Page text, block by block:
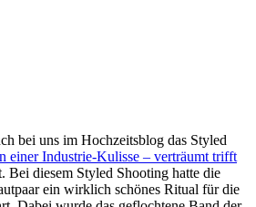
bei uns im Hochzeitsblog das Styled
einer Industrie-Kulisse – verträumt trifft
Bei diesem Styled Shooting hatte die
ein wirklich schönes Ritual für die